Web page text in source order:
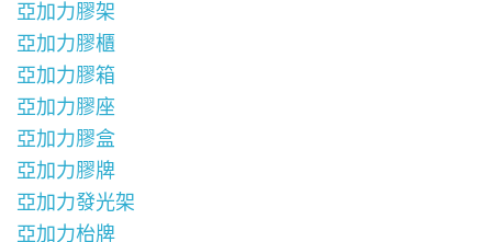
亞加力膠架
亞加力膠櫃
亞加力膠箱
亞加力膠座
亞加力膠盒
亞加力膠牌
亞加力發光架
亞加力枱牌